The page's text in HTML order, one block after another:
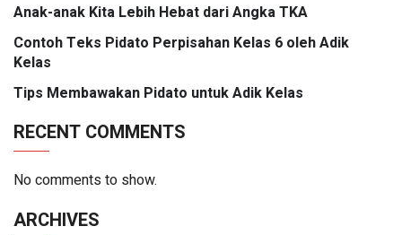
Anak-anak Kita Lebih Hebat dari Angka TKA
Contoh Teks Pidato Perpisahan Kelas 6 oleh Adik
Kelas
Tips Membawakan Pidato untuk Adik Kelas
RECENT COMMENTS
No comments to show.
ARCHIVES